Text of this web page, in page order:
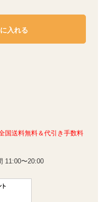
入れる
国送料無料＆代引き手数料
11:00〜20:00